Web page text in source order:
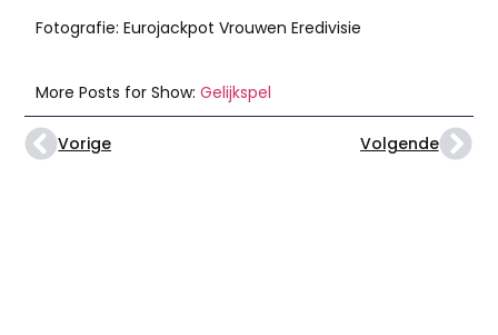
Fotografie: Eurojackpot Vrouwen Eredivisie
More Posts for Show:Gelijkspel
Vorige Volgende